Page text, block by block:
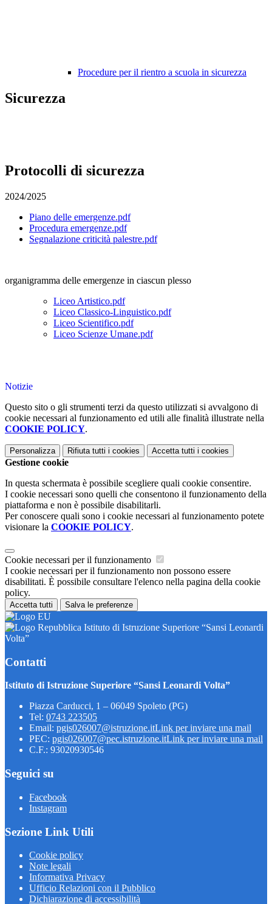
Procedure per il rientro a scuola in sicurezza
Sicurezza
Protocolli di sicurezza
2024/2025
Piano delle emergenze.pdf
Procedura emergenze.pdf
Segnalazione criticità palestre.pdf
organigramma delle emergenze in ciascun plesso
Liceo Artistico.pdf
Liceo Classico-Linguistico.pdf
Liceo Scientifico.pdf
Liceo Scienze Umane.pdf
Notizie
Questo sito o gli strumenti terzi da questo utilizzati si avvalgono di
cookie necessari al funzionamento ed utili alle finalità illustrate nella
COOKIE POLICY.
Personalizza Rifiuta tutti i cookies Accetta tutti i cookies
Gestione cookie
In questa schermata è possibile scegliere quali cookie consentire.
I cookie necessari sono quelli che consentono il funzionamento della
piattaforma e non è possibile disabilitarli.
Per conoscere quali sono i cookie necessari al funzionamento potete
visionare la COOKIE POLICY.
Cookie necessari per il funzionamento
I cookie necessari per il funzionamento non possono essere
disabilitati. È possibile consultare l'elenco nella pagina della cookie
policy.
Accetta tutti Salva le preferenze
Istituto di Istruzione Superiore “Sansi Leonardi
Volta”
Contatti
Istituto di Istruzione Superiore “Sansi Leonardi Volta”
Piazza Carducci, 1 – 06049 Spoleto (PG)
Tel: 0743 223505
Email: pgis026007@istruzione.itLink per inviare una mail
PEC: pgis026007@pec.istruzione.itLink per inviare una mail
C.F.: 93020930546
Seguici su
Facebook
Instagram
Sezione Link Utili
Cookie policy
Note legali
Informativa Privacy
Ufficio Relazioni con il Pubblico
Dichiarazione di accessibilità